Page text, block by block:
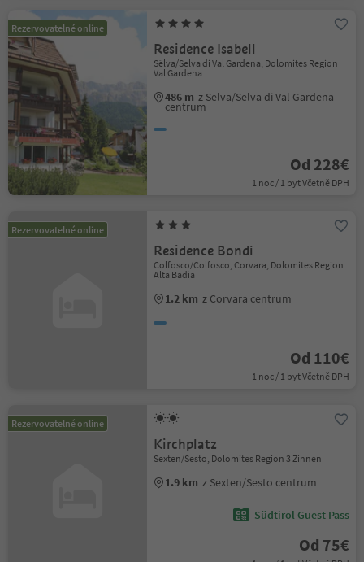
Rezervovatelné online
Residence Isabell
Sëlva/Selva di Val Gardena, Dolomites Region
Val Gardena
486 m z Sëlva/Selva di Val Gardena
centrum
Od 228€
1 noc / 1 byt Včetně DPH
Rezervovatelné online
Residence Bondí
Colfosco/Colfosco, Corvara, Dolomites Region
Alta Badia
1.2 km z Corvara centrum
Od 110€
1 noc / 1 byt Včetně DPH
Rezervovatelné online
Kirchplatz
Sexten/Sesto, Dolomites Region 3 Zinnen
1.9 km z Sexten/Sesto centrum
Südtirol Guest Pass
Od 75€